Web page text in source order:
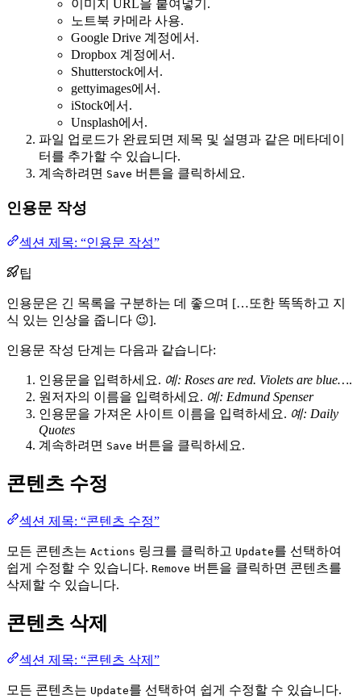
이미지 URL을 붙여넣기.
노트북 카메라 사용.
Google Drive 계정에서.
Dropbox 계정에서.
Shutterstock에서.
gettyimages에서.
iStock에서.
Unsplash에서.
파일 업로드가 완료되면 제목 및 설명과 같은 메타데이
터를 추가할 수 있습니다.
계속하려면 Save 버튼을 클릭하세요.
인용문 작성
섹션 제목: “인용문 작성”
팁
인용문은 긴 목록을 구분하는 데 좋으며 […또한 똑똑하고 지
식 있는 인상을 줍니다 😉].
인용문 작성 단계는 다음과 같습니다:
인용문을 입력하세요. 예: Roses are red. Violets are blue….
원저자의 이름을 입력하세요. 예: Edmund Spenser
인용문을 가져온 사이트 이름을 입력하세요. 예: Daily
Quotes
계속하려면 Save 버튼을 클릭하세요.
콘텐츠 수정
섹션 제목: “콘텐츠 수정”
모든 콘텐츠는 Actions 링크를 클릭하고 Update를 선택하여
쉽게 수정할 수 있습니다. Remove 버튼을 클릭하면 콘텐츠를
삭제할 수 있습니다.
콘텐츠 삭제
섹션 제목: “콘텐츠 삭제”
모든 콘텐츠는 Update를 선택하여 쉽게 수정할 수 있습니다.